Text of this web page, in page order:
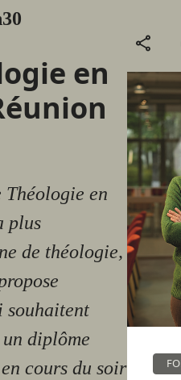
en
Théologie en
plus
de théologie,
souhaitent
diplôme
cours du soir
Partager